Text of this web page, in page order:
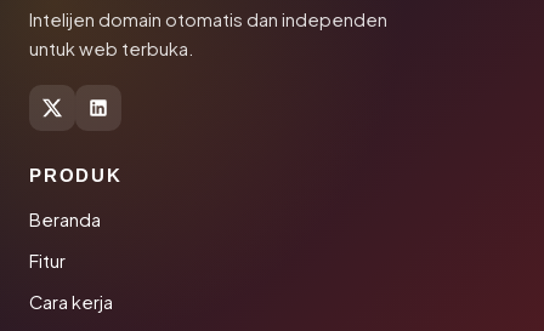
Intelijen domain otomatis dan independen
untuk web terbuka.
PRODUK
Beranda
Fitur
Cara kerja